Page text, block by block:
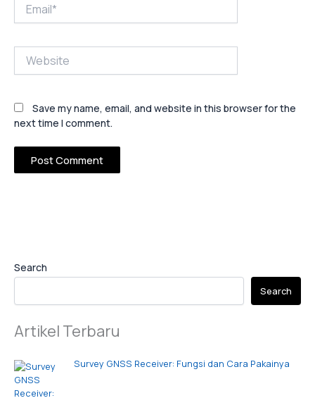
Search
Search
Artikel Terbaru
Survey GNSS Receiver: Fungsi dan Cara Pakainya
Save my name, email, and website in this browser for the
next time I comment.